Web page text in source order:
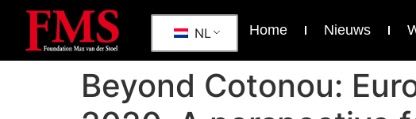
NL Home Nieuws
Beyond Cotonou: